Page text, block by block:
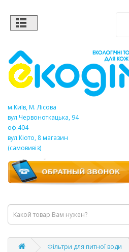
м.Київ, М. Лісова
вул.Червоноткацька, 94
оф.404
вул.Кіото, 8 магазин
(самовивіз)
Фільтри для питної води